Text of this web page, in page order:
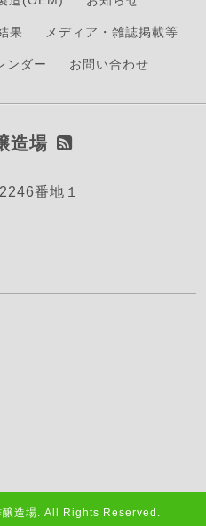
果 メディア・雑誌掲載等
ンダー お問い合わせ
造場
番地１
造場. All Rights Reserved.